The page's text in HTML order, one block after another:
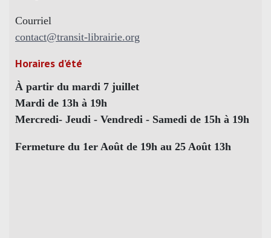
Courriel
contact@transit-librairie.org
Horaires d’été
À partir du mardi 7 juillet
Mardi de 13h à 19h
Mercredi- Jeudi - Vendredi - Samedi de 15h à 19h
Fermeture du 1er Août de 19h au 25 Août 13h